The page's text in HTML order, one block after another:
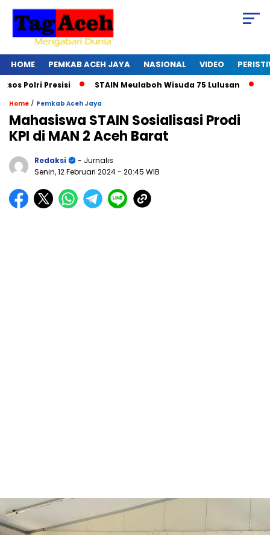
HOME PEMKAB ACEH JAYA NASIONAL VIDEO
Polri Presisi STAIN Meulaboh Wisuda 75 Lulusan Ikut
Home / Pemkab Aceh Jaya
Mahasiswa STAIN Sosialisasi Prodi
KPI di MAN 2 Aceh Barat
Redaksi
- Jurnalis
Senin, 12 Februari 2024- 20:45 WIB